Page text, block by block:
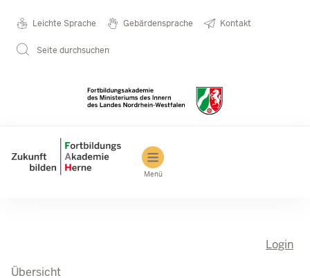
Metanavigation
Leichte Sprache Gebärdensprache Kontakt
Seite durchsuchen
Main navigation
Menü
Login
Übersicht